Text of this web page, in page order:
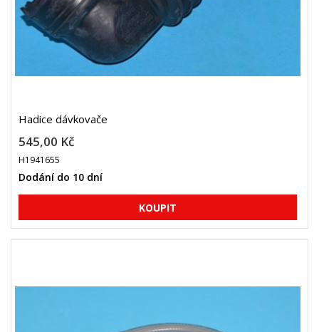
Hadice dávkovače
545,00 Kč
H1941655
Dodání do 10 dní